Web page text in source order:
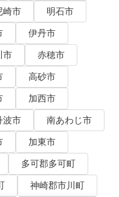
崎市
明石市
伊丹市
市
赤穂市
高砂市
加西市
波市
南あわじ市
加東市
多可郡多可町
神崎郡市川町